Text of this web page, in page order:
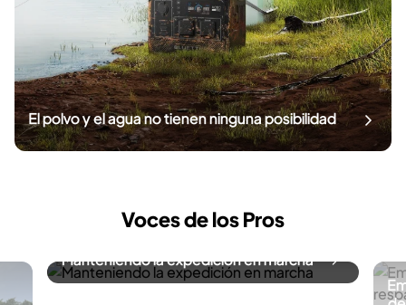
El polvo y el agua no tienen ninguna posibilidad
Voces de los Pros
Manteniendo la expedición en marcha